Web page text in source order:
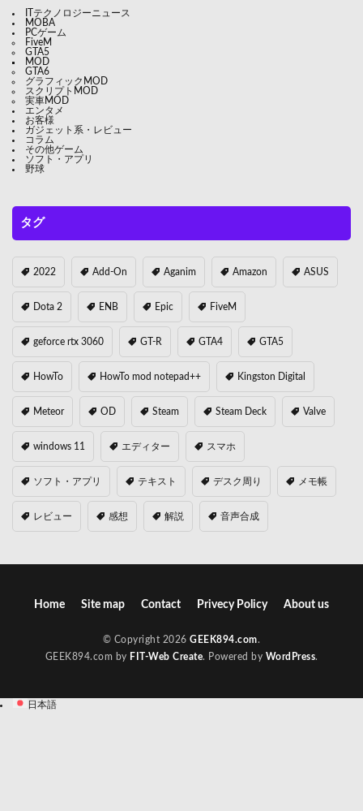
ITテクノロジーニュース
MOBA
PCゲーム
FiveM
GTA5
MOD
GTA6
グラフィックMOD
スクリプトMOD
実車MOD
エンタメ
お客様
ガジェット系・レビュー
コラム
その他ゲーム
ソフト・アプリ
野球
タグ
2022 Add-On Aganim Amazon ASUS
Dota 2 ENB Epic FiveM
geforce rtx 3060 GT-R GTA4 GTA5
HowTo HowTo mod notepad++ Kingston Digital
Meteor OD Steam Steam Deck Valve
windows 11 エディター スマホ
ソフト・アプリ テキスト デスク周り メモ帳
レビュー 感想 解説 音声合成
Home Site map Contact Privecy Policy About us
© Copyright 2026GEEK894.com.
GEEK894.com by FIT-Web Create. Powered by WordPress.
日本語